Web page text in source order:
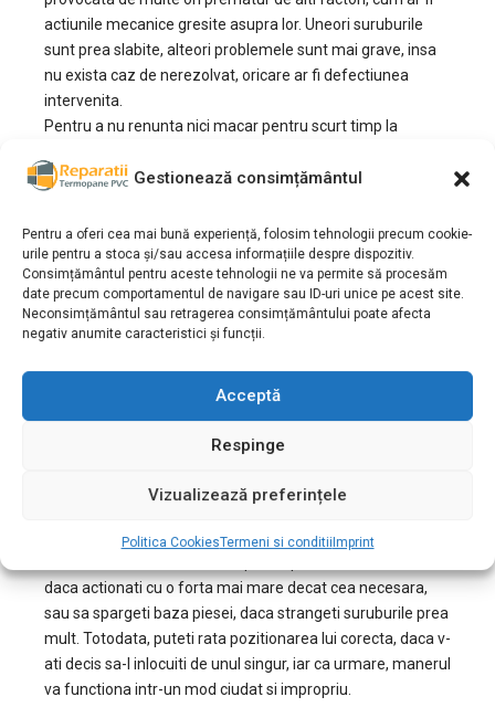
Gestionează consimțământul
Pentru a oferi cea mai bună experiență, folosim tehnologii precum cookie-
urile pentru a stoca și/sau accesa informațiile despre dispozitiv.
Consimțământul pentru aceste tehnologii ne va permite să procesăm
date precum comportamentul de navigare sau ID-uri unice pe acest site.
Neconsimțământul sau retragerea consimțământului poate afecta
negativ anumite caracteristici și funcții.
Acceptă
Respinge
Vizualizează preferințele
Politica CookiesTermeni si conditii Imprint
actiunile mecanice gresite asupra lor. Uneori suruburile
sunt prea slabite, alteori problemele sunt mai grave, insa
nu exista caz de nerezolvat, oricare ar fi defectiunea
intervenita.
Pentru a nu renunta nici macar pentru scurt timp la
observati ceva in neregula la acest tip de maner
promptitudine, iar dumneavoastra veti beneficia de cele
mai profesioniste servicii de reparatii sau inlocuire,
precum si de piesa de schimb pe care noi v-o putem oferi
la preturi atractive si de o calitate excelenta.
Cum se schimba un
maner deschidere
simpla aluminiu
Va recomandam sa nu incercati pe cont propriu
riscul de a crea si alte probleme pe langa defectiunea deja
daca actionati cu o forta mai mare decat cea necesara,
sau sa spargeti baza piesei, daca strangeti suruburile prea
mult. Totodata, puteti rata pozitionarea lui corecta, daca v-
ati decis sa-l inlocuiti de unul singur, iar ca urmare, manerul
va functiona intr-un mod ciudat si impropriu.